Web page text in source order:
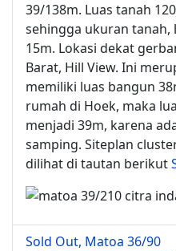
39/138m. Luas tanah
sehingga ukuran tanah,
15m. Lokasi dekat
Barat, Hill View. Ini
memiliki luas bangun
rumah di Hoek, maka
menjadi 39m, karena
samping. Siteplan
dilihat di tautan berikut
Sold Out, Matoa 36/90